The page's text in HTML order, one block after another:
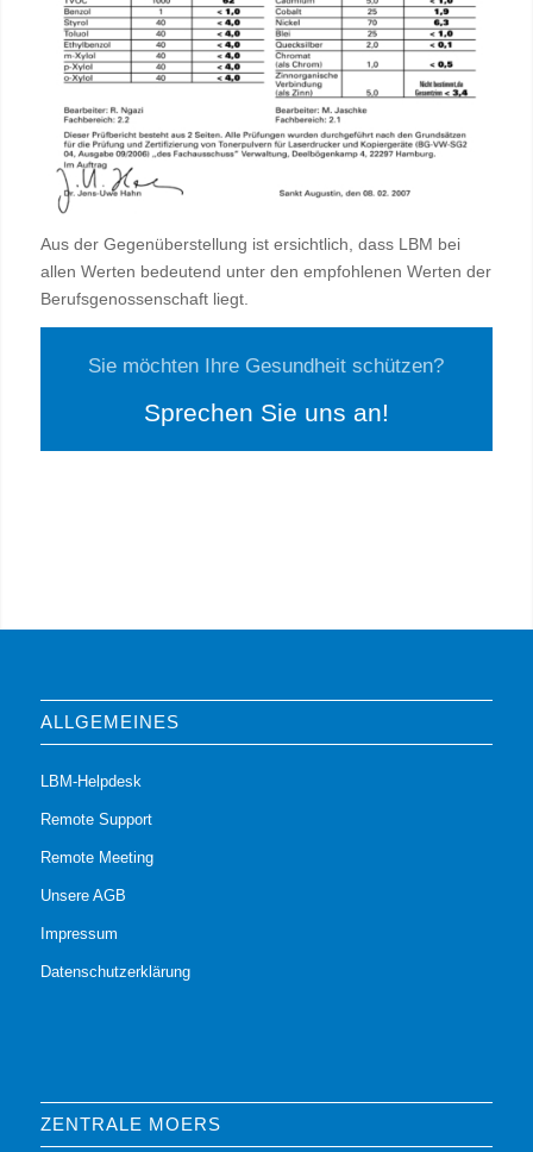
Aus der Gegenüberstellung ist ersichtlich, dass LBM bei
allen Werten bedeutend unter den empfohlenen Werten der
Berufsgenossenschaft liegt.
Sie möchten Ihre Gesundheit schützen?
Sprechen Sie uns an!
ALLGEMEINES
LBM-Helpdesk
Remote Support
Remote Meeting
Unsere AGB
Impressum
Datenschutzerklärung
ZENTRALE MOERS